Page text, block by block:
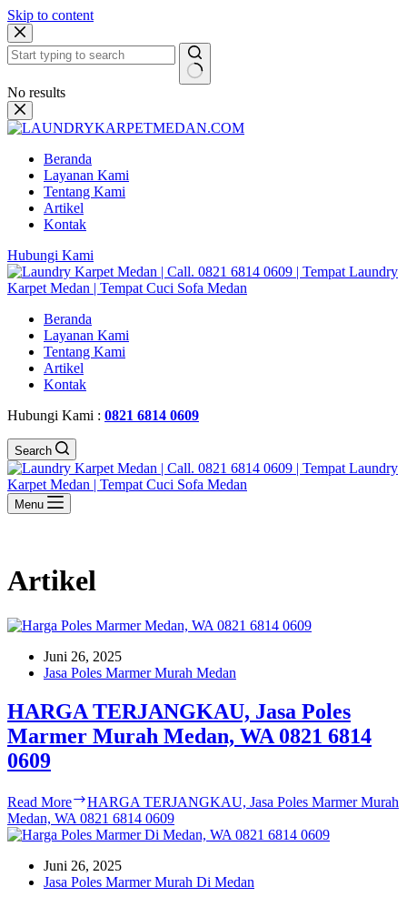
Skip to content
No results
Beranda
Layanan Kami
Tentang Kami
Artikel
Kontak
Hubungi Kami
Beranda
Layanan Kami
Tentang Kami
Artikel
Kontak
Hubungi Kami : 0821 6814 0609
Search
Menu
Artikel
Juni 26, 2025
Jasa Poles Marmer Murah Medan
HARGA TERJANGKAU, Jasa Poles
Marmer Murah Medan, WA 0821 6814
0609
Read More
HARGA TERJANGKAU, Jasa Poles Marmer Murah
Medan, WA 0821 6814 0609
Juni 26, 2025
Jasa Poles Marmer Murah Di Medan